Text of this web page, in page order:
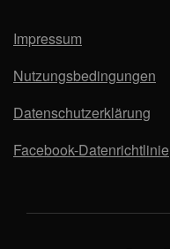
Impressum
Nutzungsbedingungen
Datenschutzerklärung
Facebook-Datenrichtlinie